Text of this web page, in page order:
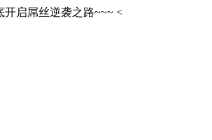
开启屌丝逆袭之路~~~ <